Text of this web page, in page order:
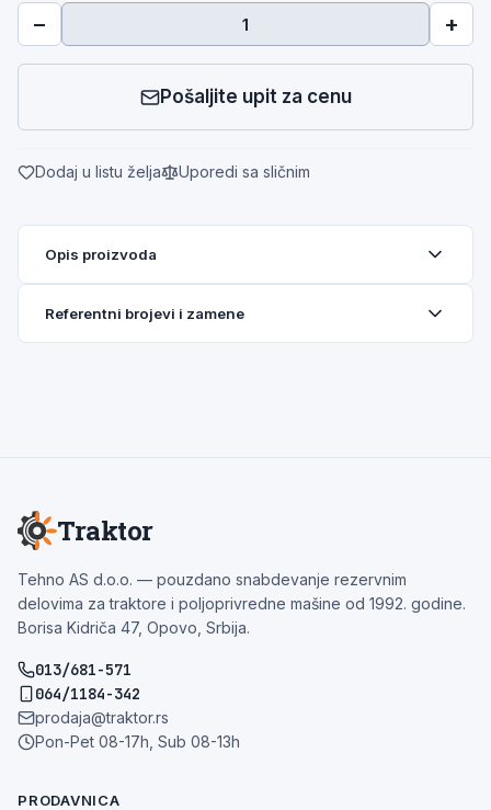
− +
Pošaljite upit za cenu
Dodaj u listu želja Uporedi sa sličnim
Opis proizvoda
Referentni brojevi i zamene
Traktor
Tehno AS d.o.o. — pouzdano snabdevanje rezervnim
delovima za traktore i poljoprivredne mašine od 1992. godine.
Borisa Kidriča 47, Opovo, Srbija.
013/681-571
064/1184-342
prodaja@traktor.rs
Pon-Pet 08-17h, Sub 08-13h
PRODAVNICA